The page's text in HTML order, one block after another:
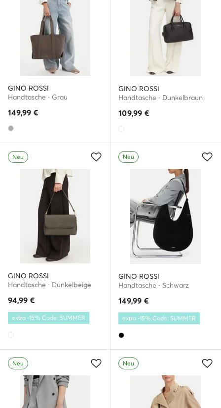
GINO ROSSI
Handtasche · Grau
149,99 €
GINO ROSSI
Handtasche · Dunkelbraun
109,99 €
Neu
GINO ROSSI
Handtasche · Dunkelbeige
94,99 €
extra -15% Code: SUMMER
Neu
GINO ROSSI
Handtasche · Schwarz
149,99 €
extra -15% Code: SUMMER
Neu Neu